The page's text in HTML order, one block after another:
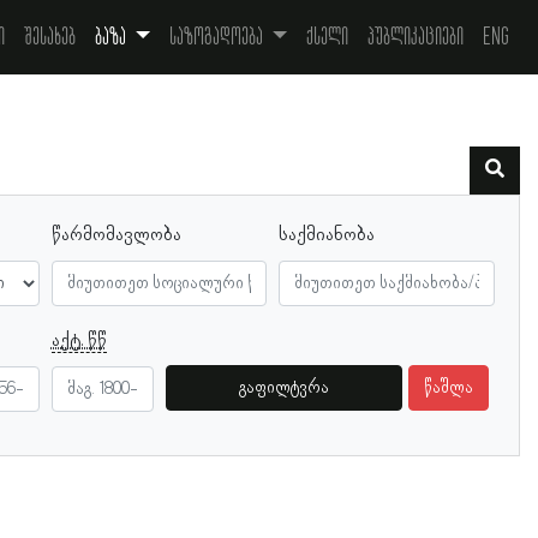
შესახებ ბაზა საზოგადოება ქსელი პუბლიკაციები Eng
წარმომავლობა საქმიანობა
აქტ. წწ
გაფილტვრა წაშლა